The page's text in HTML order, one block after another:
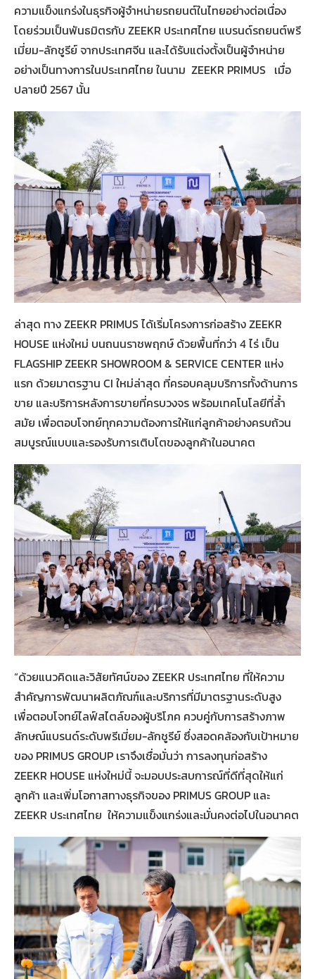
ความแข็งแกร่งในธุรกิจผู้จำหน่ายรถยนต์ในไทยอย่างต่อเนื่อง
โดยร่วมเป็นพันธมิตรกับ ZEEKR ประเทศไทย แบรนด์รถยนต์พรี
เมี่ยม-ลักชูรีย์ จากประเทศจีน และได้รับแต่งตั้งเป็นผู้จำหน่าย
อย่างเป็นทางการในประเทศไทย ในนาม ZEEKR PRIMUS เมื่อ
ปลายปี 2567 นั้น
ล่าสุด ทาง ZEEKR PRIMUS ได้เริ่มโครงการก่อสร้าง ZEEKR
HOUSE แห่งใหม่ บนถนนราชพฤกษ์ ด้วยพื้นที่กว่า 4 ไร่ เป็น
FLAGSHIP ZEEKR SHOWROOM & SERVICE CENTER แห่ง
แรก ด้วยมาตรฐาน CI ใหม่ล่าสุด ที่ครอบคลุมบริการทั้งด้านการ
ขาย และบริการหลังการขายที่ครบวงจร พร้อมเทคโนโลยีที่ล้ำ
สมัย เพื่อตอบโจทย์ทุกความต้องการให้แก่ลูกค้าอย่างครบถ้วน
สมบูรณ์แบบและรองรับการเติบโตของลูกค้าในอนาคต
“ด้วยแนวคิดและวิสัยทัศน์ของ ZEEKR ประเทศไทย ที่ให้ความ
สำคัญการพัฒนาผลิตภัณฑ์และบริการที่มีมาตรฐานระดับสูง
เพื่อตอบโจทย์ไลฟ์สไตล์ของผู้บริโภค ควบคู่กับการสร้างภาพ
ลักษณ์แบรนด์ระดับพรีเมี่ยม-ลักชูรีย์ ซึ่งสอดคล้องกับเป้าหมาย
ของ PRIMUS GROUP เราจึงเชื่อมั่นว่า การลงทุนก่อสร้าง
ZEEKR HOUSE แห่งใหม่นี้ จะมอบประสบการณ์ที่ดีที่สุดให้แก่
ลูกค้า และเพิ่มโอกาสทางธุรกิจของ PRIMUS GROUP และ
ZEEKR ประเทศไทย ให้ความแข็งแกร่งและมั่นคงต่อไปในอนาคต